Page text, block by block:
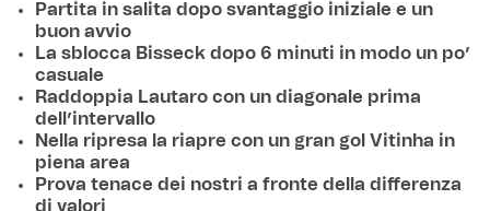
Partita in salita dopo svantaggio iniziale e un
buon avvio
La sblocca Bisseck dopo 6 minuti in modo un po’
casuale
Raddoppia Lautaro con un diagonale prima
dell’intervallo
Nella ripresa la riapre con un gran gol Vitinha in
piena area
Prova tenace dei nostri a fronte della differenza
di valori